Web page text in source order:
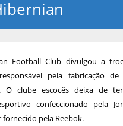
Football Club divulgou a
pela fabricação de
O clube escocês deixa de
confeccionado pela
fornecido pela Reebok.